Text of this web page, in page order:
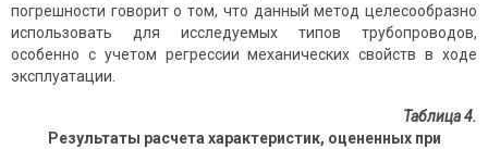
погрешности говорит о том, что данный метод целесообразно
использовать для исследуемых типов трубопроводов,
особенно с учетом регрессии механических свойств в ходе
эксплуатации.
Таблица 4.
Результаты расчета характеристик, оцененных при